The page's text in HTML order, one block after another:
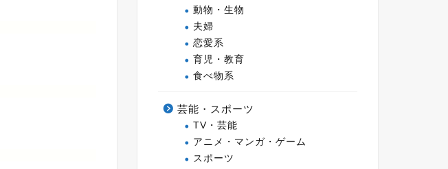
動物・生物
夫婦
恋愛系
育児・教育
食べ物系
芸能・スポーツ
TV・芸能
アニメ・マンガ・ゲーム
スポーツ